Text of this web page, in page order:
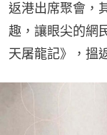
返港出席聚會，
趣，讓眼尖的網
天屠龍記》，搵